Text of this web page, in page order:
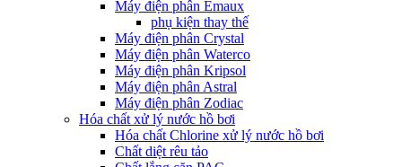
Máy điện phân Emaux
phụ kiện thay thế
Máy điện phân Crystal
Máy điện phân Waterco
Máy điện phân Kripsol
Máy điện phân Astral
Máy điện phân Zodiac
Hóa chất xử lý nước hồ bơi
Hóa chất Chlorine xử lý nước hồ bơi
Chất diệt rêu tảo